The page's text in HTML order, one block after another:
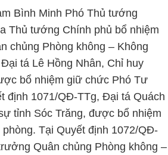
Bình Minh Phó Thủ tướng
Thủ tướng Chính phủ bổ nhiệm
chủng Phòng không – Không
tá Lê Hồng Nhân, Chỉ huy
bổ nhiệm giữ chức Phó Tư
định 1071/QĐ-TTg, Đại tá Quách
tỉnh Sóc Trăng, được bổ nhiệm
Tại Quyết định 1072/QĐ-
Quân chủng Phòng không –